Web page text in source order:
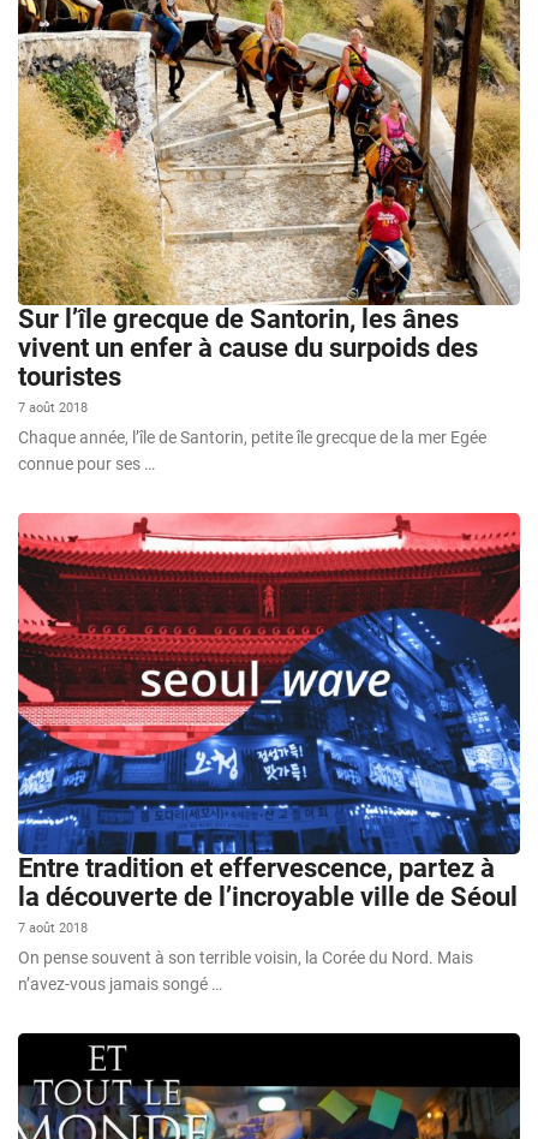
Sur l’île grecque de Santorin, les ânes
vivent un enfer à cause du surpoids des
touristes
7 août 2018
Chaque année, l’île de Santorin, petite île grecque de la mer Egée
connue pour ses …
Entre tradition et effervescence, partez à
la découverte de l’incroyable ville de Séoul
7 août 2018
On pense souvent à son terrible voisin, la Corée du Nord. Mais
n’avez-vous jamais songé …